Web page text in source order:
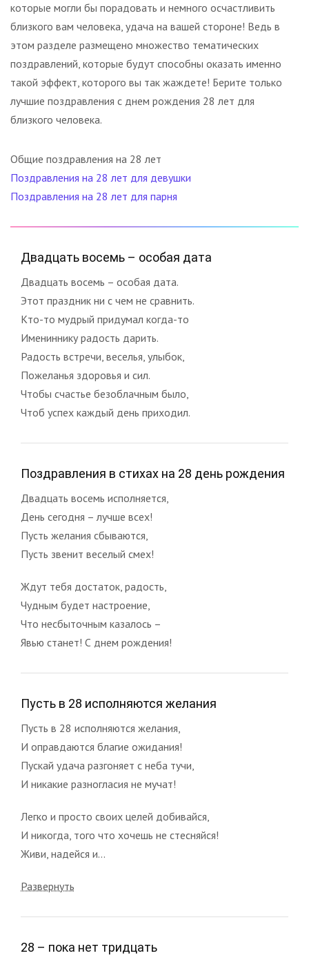
которые могли бы порадовать и немного осчастливить
близкого вам человека, удача на вашей стороне! Ведь в
этом разделе размещено множество тематических
поздравлений, которые будут способны оказать именно
такой эффект, которого вы так жаждете! Берите только
лучшие поздравления с днем рождения 28 лет для
близкого человека.
Общие поздравления на 28 лет
Поздравления на 28 лет для девушки
Поздравления на 28 лет для парня
Двадцать восемь – особая дата
Двадцать восемь – особая дата.
Этот праздник ни с чем не сравнить.
Кто-то мудрый придумал когда-то
Имениннику радость дарить.
Радость встречи, веселья, улыбок,
Пожеланья здоровья и сил.
Чтобы счастье безоблачным было,
Чтоб успех каждый день приходил.
Поздравления в стихах на 28 день рождения
Двадцать восемь исполняется,
День сегодня – лучше всех!
Пусть желания сбываются,
Пусть звенит веселый смех!
Ждут тебя достаток, радость,
Чудным будет настроение,
Что несбыточным казалось –
Явью станет! С днем рождения!
Пусть в 28 исполняются желания
Пусть в 28 исполняются желания,
И оправдаются благие ожидания!
Пускай удача разгоняет с неба тучи,
И никакие разногласия не мучат!
Легко и просто своих целей добивайся,
И никогда, того что хочешь не стесняйся!
Живи, надейся и...
Развернуть
28 – пока нет тридцать